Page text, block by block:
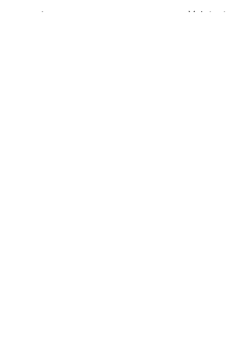
Posts récents Voir tout